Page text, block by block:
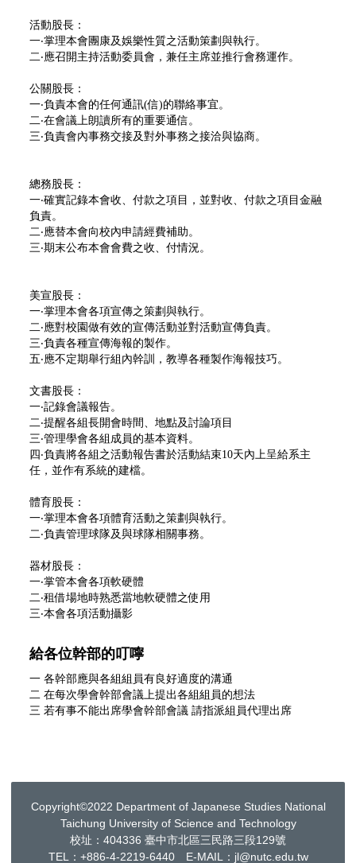
活動股長：
一‧掌理本會團康及娛樂性質之活動策劃與執行。
二‧應召開主持活動委員會，兼任主席並推行會務運作。
公關股長：
一‧負責本會的任何通訊(信)的聯絡事宜。
二‧在會議上朗讀所有的重要通信。
三‧負責會內事務交接及對外事務之接洽與協商。
總務股長：
一‧確實記錄本會收、付款之項目，並對收、付款之項目金融
負責。
二‧應替本會向校內申請經費補助。
三‧期末公布本會會費之收、付情況。
美宣股長：
一‧掌理本會各項宣傳之策劃與執行。
二‧應對校園做有效的宣傳活動並對活動宣傳負責。
三‧負責各種宣傳海報的製作。
五‧應不定期舉行組內幹訓，教導各種製作海報技巧。
文書股長：
一‧記錄會議報告。
二‧提醒各組長開會時間、地點及討論項目
三‧管理學會各組成員的基本資料。
四‧負責將各組之活動報告書於活動結束10天內上呈給系主
任，並作有系統的建檔。
體育股長：
一‧掌理本會各項體育活動之策劃與執行。
二‧負責管理球隊及與球隊相關事務。
器材股長：
一‧掌管本會各項軟硬體
二‧租借場地時熟悉當地軟硬體之使用
三‧本會各項活動攝影
給各位幹部的叮嚀
一 各幹部應與各組組員有良好適度的溝通
二 在每次學會幹部會議上提出各組組員的想法
三 若有事不能出席學會幹部會議 請指派組員代理出席
Copyright©2022 Department of Japanese Studies National
Taichung University of Science and Technology
校址：404336 臺中市北區三民路三段129號
TEL：+886-4-2219-6440 E-MAIL：jl@nutc.edu.tw